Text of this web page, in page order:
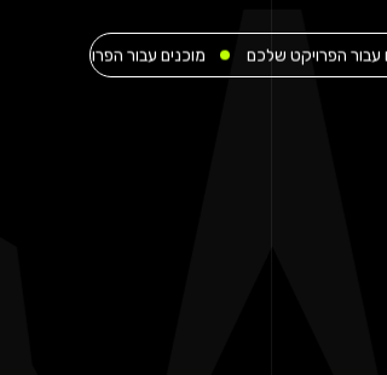
שלכם מוכנים עבור הפרויקט שלכם